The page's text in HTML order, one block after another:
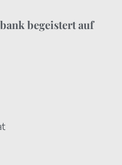
begeistert auf